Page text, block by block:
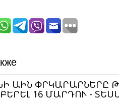
ԱԻՆ ՓՐԿԱՐԱՐՆԵՐԸ
ԴՈՒՐՍ ԵՆ